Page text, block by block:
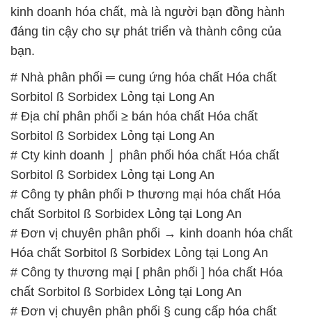
kinh doanh hóa chất, mà là người bạn đồng hành
đáng tin cậy cho sự phát triển và thành công của
bạn.
# Nhà phân phối ═ cung ứng hóa chất Hóa chất
Sorbitol ß Sorbidex Lỏng tại Long An
# Địa chỉ phân phối ≥ bán hóa chất Hóa chất
Sorbitol ß Sorbidex Lỏng tại Long An
# Cty kinh doanh ⌡ phân phối hóa chất Hóa chất
Sorbitol ß Sorbidex Lỏng tại Long An
# Công ty phân phối Þ thương mại hóa chất Hóa
chất Sorbitol ß Sorbidex Lỏng tại Long An
# Đơn vị chuyên phân phối → kinh doanh hóa chất
Hóa chất Sorbitol ß Sorbidex Lỏng tại Long An
# Công ty thương mại [ phân phối ] hóa chất Hóa
chất Sorbitol ß Sorbidex Lỏng tại Long An
# Đơn vị chuyên phân phối § cung cấp hóa chất